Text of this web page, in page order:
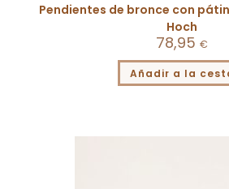
Pendientes de bronce con
Hoch
78,95 €
Añadir a la